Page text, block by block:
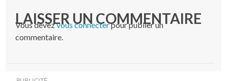
LAISSER UN COMMENTAIRE
Vous devezvous connecterpour publier un
commentaire.